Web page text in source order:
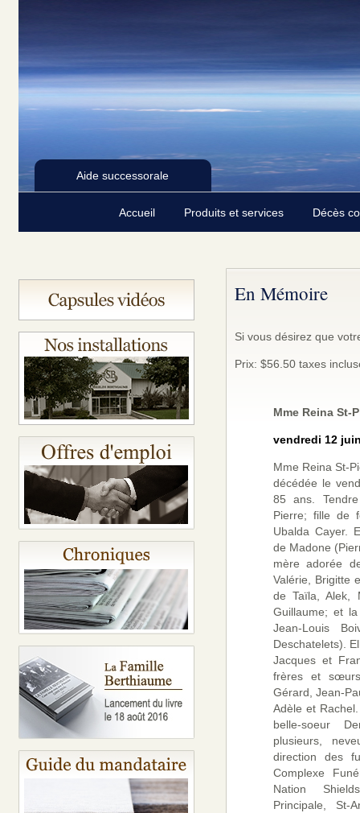
Aide successorale
Accueil Produits et services Décès
En Mémoire
Si vous désirez que
Prix: $56.50 taxes
Mme Reina St-
vendredi 12
Mme Reina St-
décédée le
85 ans.
Pierre; fille de
Ubalda Cayer.
de Madone
mère adorée
Valérie, Brigitte
de Taïla, Alek,
Guillaume; et
Jean-Louis
Deschatelets).
Jacques et
frères et
Gérard, Jean-
Adèle et
belle-soeur
plusieurs,
direction des
Complexe
Nation
Principale, St-